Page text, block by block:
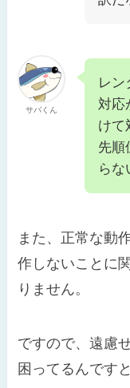
サバくん
レン
対応
けて
先順
らな
また、正常な動
作しないことに
りません。
ですので、遠慮
困ってるんです